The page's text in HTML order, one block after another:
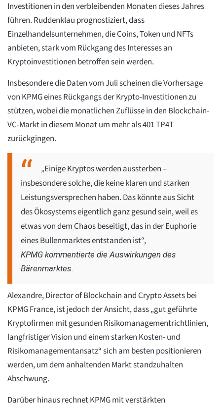
Investitionen in den verbleibenden Monaten dieses Jahres
führen. Ruddenklau prognostiziert, dass
Einzelhandelsunternehmen, die Coins, Token und NFTs
anbieten, stark vom Rückgang des Interesses an
Kryptoinvestitionen betroffen sein werden.
Insbesondere die Daten vom Juli scheinen die Vorhersage
von KPMG eines Rückgangs der Krypto-Investitionen zu
stützen, wobei die monatlichen Zuflüsse in den Blockchain-
VC-Markt in diesem Monat um mehr als 401 TP4T
zurückgingen.
„Einige Kryptos werden aussterben –
insbesondere solche, die keine klaren und starken
Leistungsversprechen haben. Das könnte aus Sicht
des Ökosystems eigentlich ganz gesund sein, weil es
etwas von dem Chaos beseitigt, das in der Euphorie
eines Bullenmarktes entstanden ist“,
KPMG kommentierte die Auswirkungen des
Bärenmarktes.
Alexandre, Director of Blockchain and Crypto Assets bei
KPMG France, ist jedoch der Ansicht, dass „gut geführte
Kryptofirmen mit gesunden Risikomanagementrichtlinien,
langfristiger Vision und einem starken Kosten- und
Risikomanagementansatz“ sich am besten positionieren
werden, um dem anhaltenden Markt standzuhalten
Abschwung.
Darüber hinaus rechnet KPMG mit verstärkten